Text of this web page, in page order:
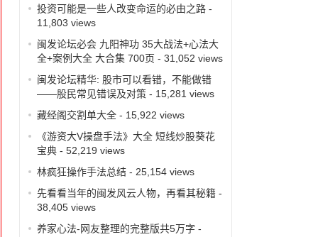
投资可能是一些人改变命运的必由之路-
11,803 views
闽发论坛必会 九阳神功 35大战法+心法大
全+案例大全 大合集 700页 - 31,052 views
闽发论坛精华: 股市可以看错，不能做错
——股民常见错误及对策- 15,281 views
藏经阁交割单大全- 15,922 views
《游资大V操盘手法》大全 短线炒股葵花
宝典- 52,219 views
林疯狂操作手法总结- 25,154 views
先看看当年的闽发风云人物，再看其秘籍-
38,405 views
养家心法-网友整理的完整版共5万字 -